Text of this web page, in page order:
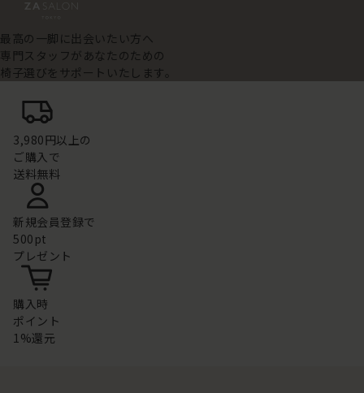
最高の一脚に出会いたい方へ
専門スタッフがあなたのための
椅子選びをサポートいたします。
3,980円以上の
ご購入で
送料無料
新規会員登録で
500pt
プレゼント
購入時
ポイント
1%還元